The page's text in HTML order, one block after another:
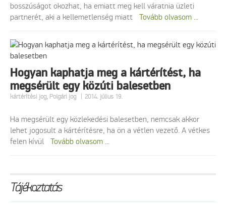
bosszúságot okozhat, ha emiatt meg kell váratnia üzleti
partnerét, aki a kellemetlenség miatt
Tovább olvasom ...
Hogyan kaphatja meg a kártérítést, ha
megsérült egy közúti balesetben
kártérítési jog, Polgári jog 2014. július 19.
Ha megsérült egy közlekedési balesetben, nemcsak akkor
lehet jogosult a kártérítésre, ha ön a vétlen vezető. A vétkes
felen kívül
Tovább olvasom ...
Tájékoztatás